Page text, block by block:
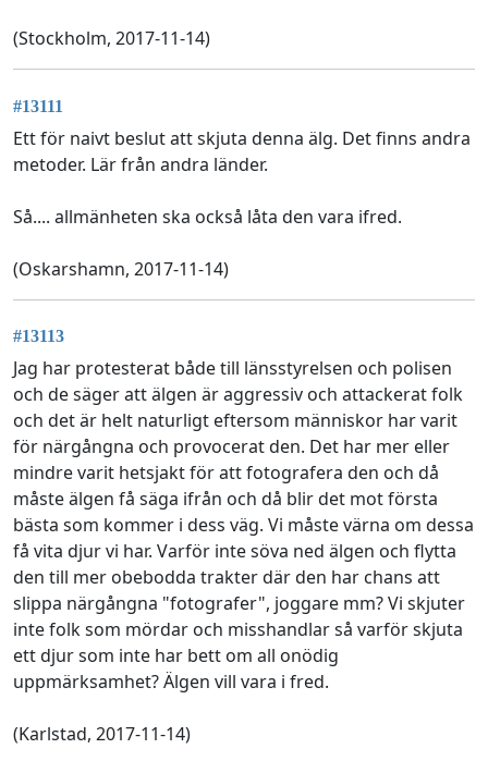
(Stockholm, 2017-11-14)
#13111
Ett för naivt beslut att skjuta denna älg. Det finns andra
metoder. Lär från andra länder.
Så.... allmänheten ska också låta den vara ifred.
(Oskarshamn, 2017-11-14)
#13113
Jag har protesterat både till länsstyrelsen och polisen
och de säger att älgen är aggressiv och attackerat folk
och det är helt naturligt eftersom människor har varit
för närgångna och provocerat den. Det har mer eller
mindre varit hetsjakt för att fotografera den och då
måste älgen få säga ifrån och då blir det mot första
bästa som kommer i dess väg. Vi måste värna om dessa
få vita djur vi har. Varför inte söva ned älgen och flytta
den till mer obebodda trakter där den har chans att
slippa närgångna "fotografer", joggare mm? Vi skjuter
inte folk som mördar och misshandlar så varför skjuta
ett djur som inte har bett om all onödig
uppmärksamhet? Älgen vill vara i fred.
(Karlstad, 2017-11-14)